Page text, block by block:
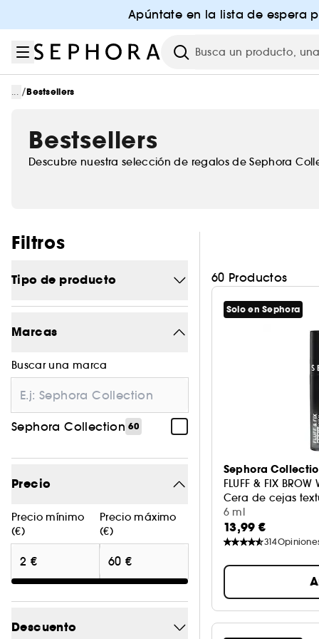
Ir al contenido principal
Apúntate en la lista de espera
Investigación
... /Bestsellers
Bestsellers
Descubre nuestra selección de regalos de Sephora
Filtros
Tipo de producto
Cabello 1
Accesorios
Marcas
Buscar una marca
Sephora Collection 60
Precio
Precio mínimo
(€)
Precio máximo
(€)
Descuento
60 Productos
Solo en Sephora
Sephora
FLUFF & FIX BROW
Cera de cejas
6 ml
13,99 €
314